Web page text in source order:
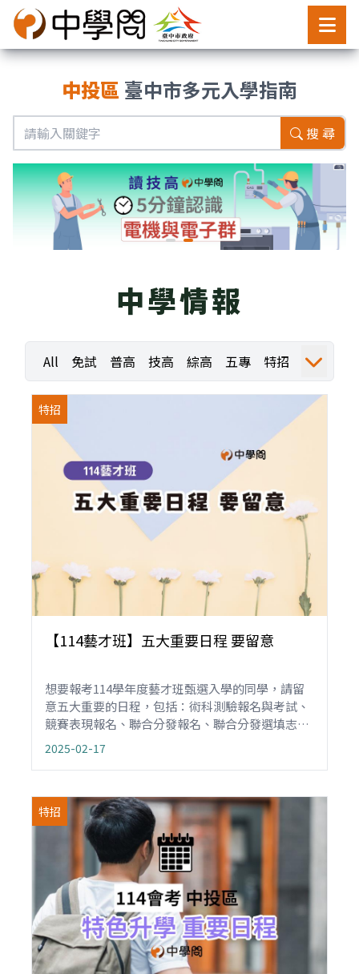
中投區 臺中市多元入學指南
搜 尋
中學情報
All 免試 普高 技高 綜高 五專
特招
運動
職業探索 職探活動 職探成果
特招
【114藝才班】五大重要日程 要留意
想要報考114學年度藝才班甄選入學的同學，請留
意五大重要的日程，包括：術科測驗報名與考試、
競賽表現報名、聯合分發報名、聯合分發選填志
願，以及聲明放棄等日期。
2025-02-17
特招